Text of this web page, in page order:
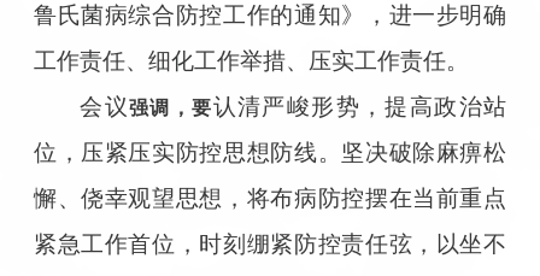
鲁氏菌病综合防控工作的通知》，进一步明确
工作责任、细化工作举措、压实工作责任。
会议强调，要认清严峻形势，提高政治站
位，压紧压实防控思想防线。坚决破除麻痹松
懈、侥幸观望思想，将布病防控摆在当前重点
紧急工作首位，时刻绷紧防控责任弦，以坐不